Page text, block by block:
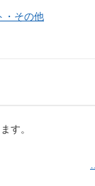
・その他
す。